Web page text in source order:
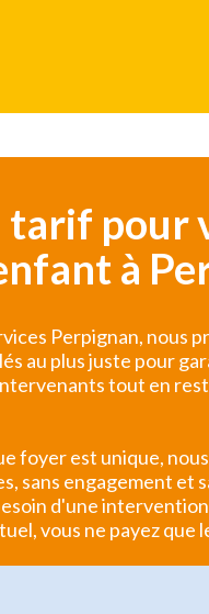
tarif pour
à
Perpignan, nous
au plus juste pour
tout en
foyer est unique,
sans engagement et
d'une
vous ne payez que